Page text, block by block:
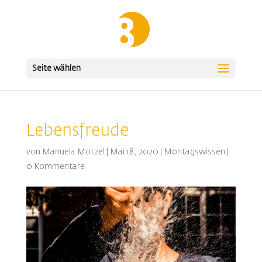
Seite wählen
Lebensfreude
von Manuela Motzel Mai 18, 2020 Montagswissen
0 Kommentare